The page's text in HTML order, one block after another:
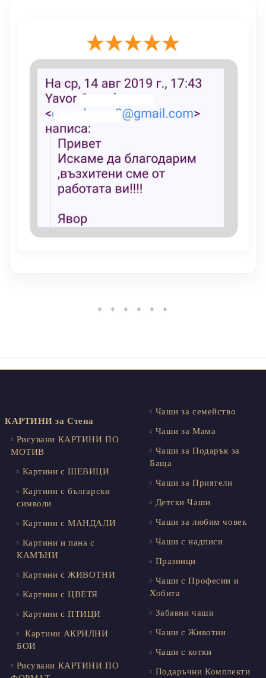
✦ ✦ ✦ ✦ ✦ ✦
КАРТИНИ за Стена
Рисувани КАРТИНИ ПО
МОТИВ
Картини с ШЕВИЦИ
Картини с български
символи
Картини с МАНДАЛИ
Картини и пана с
КАМЪНИ
Картини с ЖИВОТНИ
Картини с ЦВЕТЯ
Картини с ПТИЦИ
Картини АКРИЛНИ
БОИ
Рисувани КАРТИНИ ПО
Чаши за семейство
Чаши за Мама
Чаши за Подарък за
Баща
Чаши за Приятели
Детски Чаши
Чаши за любим човек
Чаши с надписи
Празници
Чаши с Професии и
Хобита
Забавни чаши
Чаши с Животни
Чаши с котки
Подаръчни Комплекти